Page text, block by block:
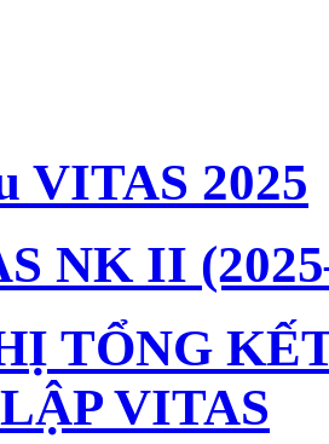
VITAS 2025
NK II
TỔNG
VITAS